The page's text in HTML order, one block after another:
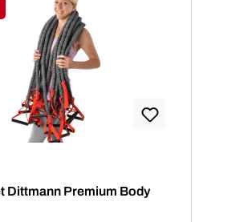
Dittmann Premium Body